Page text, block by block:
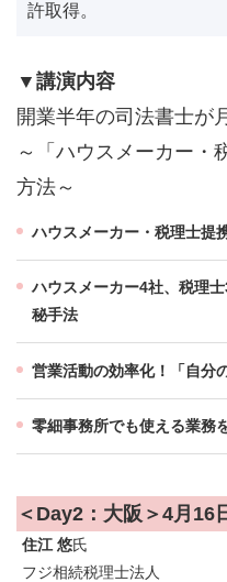
許取得。
▼講演内容
開業半年の司法書士が
～「ハウスメーカー・
方法～
ハウスメーカー・税理士提
ハウスメーカー4社、税理
秘手法
営業活動の効率化！「自分
零細事務所でも使える業務
＜Day2：大阪＞4月16
住江 悠氏
フジ相続税理士法人